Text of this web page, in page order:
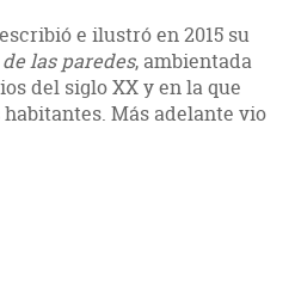
escribió e ilustró en 2015 su
las paredes, ambientada
del siglo XX y en la que
Más adelante vio